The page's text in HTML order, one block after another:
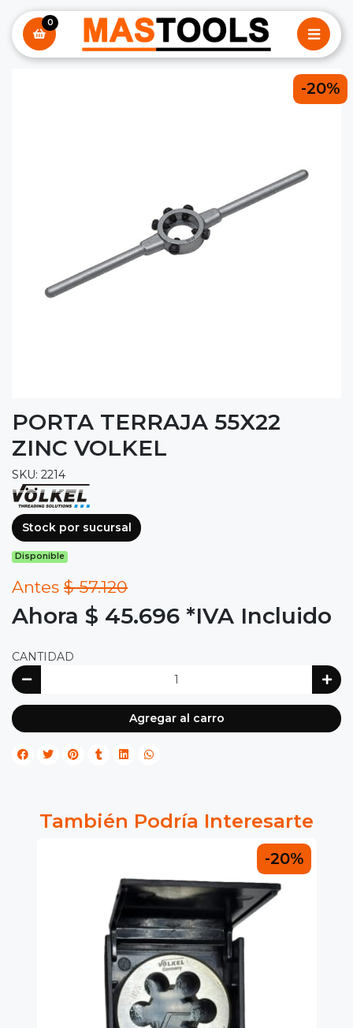
0
-20%
PORTA TERRAJA 55X22
ZINC VOLKEL
SKU: 2214
Stock por sucursal
Disponible
Antes $ 57.120
Ahora $ 45.696 *IVA Incluido
CANTIDAD
Agregar al carro
También Podría Interesarte
-20%